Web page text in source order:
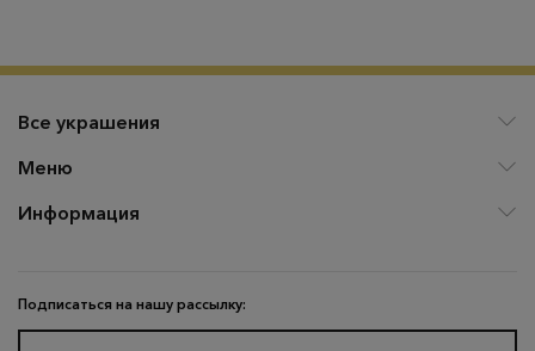
Подписаться на нашу рассылку:
Все украшения
Меню
Информация